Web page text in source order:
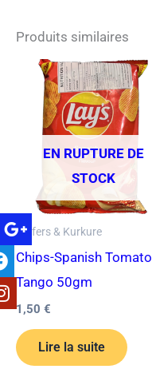
Produits similaires
EN RUPTURE DE
STOCK
Wafers & Kurkure
Chips-Spanish Tomato
Tango 50gm
1,50 €
Lire la suite